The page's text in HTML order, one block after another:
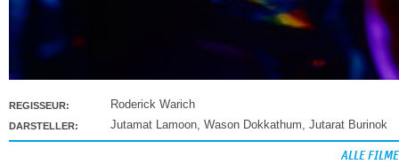
REGISSEUR: Roderick Warich
DARSTELLER: Jutamat Lamoon, Wason Dokkathum, Jutarat Burinok
ALLE FILME